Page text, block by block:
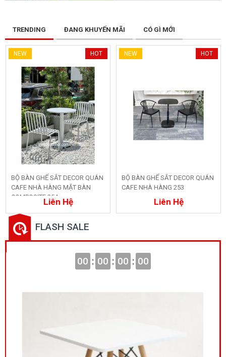
TRENDING ĐANG KHUYẾN MÃI CÓ GÌ MỚI
NEW HOT
Mua ngay
BỘ BÀN GHẾ SẮT DECOR QUÁN
CAFE NHÀ HÀNG MẶT BÀN
COMPOSITE 254Liên Hệ
NEW HOT
Mua ngay
BỘ BÀN GHẾ SẮT DECOR QUÁN
CAFE NHÀ HÀNG 253
Liên Hệ
FLASH SALE
00 : 00 : 00 : 00